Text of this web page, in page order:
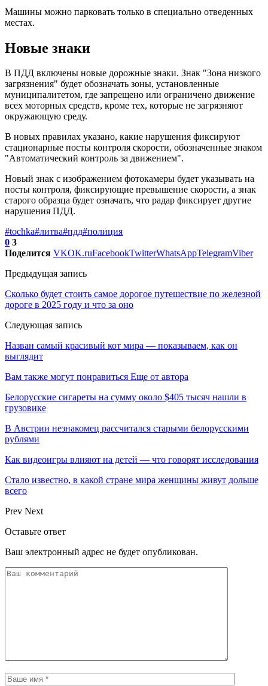
Машины можно парковать только в специально отведенных
местах.
Новые знаки
В ПДД включены новые дорожные знаки. Знак "Зона низкого
загрязнения" будет обозначать зоны, установленные
муниципалитетом, где запрещено или ограничено движение
всех моторных средств, кроме тех, которые не загрязняют
окружающую среду.
В новых правилах указано, какие нарушения фиксируют
стационарные посты контроля скорости, обозначенные знаком
"Автоматический контроль за движением".
Новый знак с изображением фотокамеры будет указывать на
посты контроля, фиксирующие превышение скорости, а знак
старого образца будет означать, что радар фиксирует другие
нарушения ПДД.
#tochka#литва#пдд#полиция
0 3
Поделится VKOK.ruFacebookTwitterWhatsAppTelegramViber
Предыдущая запись
Сколько будет стоить самое дорогое путешествие по железной
дороге в 2025 году и что за оно
Следующая запись
Назван самый красивый кот мира — показываем, как он
выглядит
Вам также могут понравиться Еще от автора
Белорусские сигареты на сумму около $405 тысяч нашли в
грузовике
В Австрии незнакомец рассчитался старыми белорусскими
рублями
Как видеоигры влияют на детей — что говорят исследования
Стало известно, в какой стране мира женщины живут дольше
всего
Prev Next
Оставьте ответ
Ваш электронный адрес не будет опубликован.